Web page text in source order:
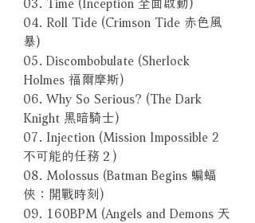
04. Roll Tide (Crimson Tide 赤色風
暴)
05. Discombobulate (Sherlock
Holmes 福爾摩斯)
06. Why So Serious? (The Dark
Knight 黑暗騎士)
07. Injection (Mission Impossible 2
不可能的任務２)
08. Molossus (Batman Begins 蝙蝠
俠：開戰時刻)
09. 160BPM (Angels and Demons 天